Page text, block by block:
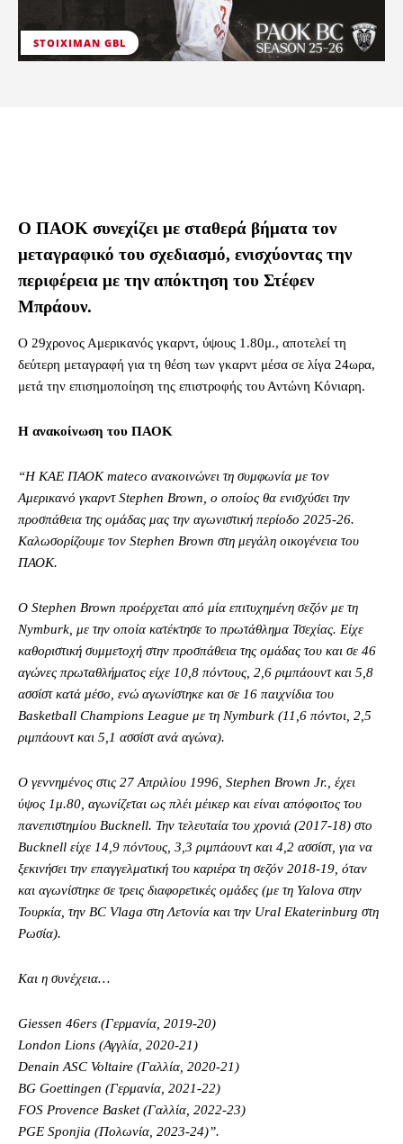
STOIXIMAN GBL
Ο ΠΑΟΚ συνεχίζει με σταθερά βήματα τον
μεταγραφικό του σχεδιασμό, ενισχύοντας την
περιφέρεια με την απόκτηση του Στέφεν
Μπράουν.
Ο 29χρονος Αμερικανός γκαρντ, ύψους 1.80μ., αποτελεί τη
δεύτερη μεταγραφή για τη θέση των γκαρντ μέσα σε λίγα 24ωρα,
μετά την επισημοποίηση της επιστροφής του Αντώνη Κόνιαρη.
Η ανακοίνωση του ΠΑΟΚ
“Η ΚΑΕ ΠΑΟΚ mateco ανακοινώνει τη συμφωνία με τον
Αμερικανό γκαρντ Stephen Brown, ο οποίος θα ενισχύσει την
προσπάθεια της ομάδας μας την αγωνιστική περίοδο 2025-26.
Καλωσορίζουμε τον Stephen Brown στη μεγάλη οικογένεια του
ΠΑΟΚ.
O Stephen Brown προέρχεται από μία επιτυχημένη σεζόν με τη
Nymburk, με την οποία κατέκτησε το πρωτάθλημα Τσεχίας. Είχε
καθοριστική συμμετοχή στην προσπάθεια της ομάδας του και σε 46
αγώνες πρωταθλήματος είχε 10,8 πόντους, 2,6 ριμπάουντ και 5,8
ασσίστ κατά μέσο, ενώ αγωνίστηκε και σε 16 παιχνίδια του
Basketball Champions League με τη Nymburk (11,6 πόντοι, 2,5
ριμπάουντ και 5,1 ασσίστ ανά αγώνα).
Ο γεννημένος στις 27 Απριλίου 1996, Stephen Brown Jr., έχει
ύψος 1μ.80, αγωνίζεται ως πλέι μέικερ και είναι απόφοιτος του
πανεπιστημίου Bucknell. Την τελευταία του χρονιά (2017-18) στο
Bucknell είχε 14,9 πόντους, 3,3 ριμπάουντ και 4,2 ασσίστ, για να
ξεκινήσει την επαγγελματική του καριέρα τη σεζόν 2018-19, όταν
και αγωνίστηκε σε τρεις διαφορετικές ομάδες (με τη Yalova στην
Τουρκία, την BC Vlaga στη Λετονία και την Ural Ekaterinburg στη
Ρωσία).
Και η συνέχεια…
Giessen 46ers (Γερμανία, 2019-20)
London Lions (Αγγλία, 2020-21)
Denain ASC Voltaire (Γαλλία, 2020-21)
BG Goettingen (Γερμανία, 2021-22)
FOS Provence Basket (Γαλλία, 2022-23)
PGE Sponjia (Πολωνία, 2023-24)”.